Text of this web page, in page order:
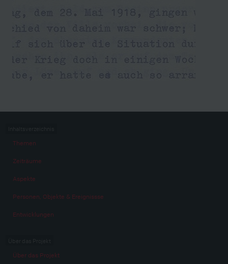
Themen
Zeiträume
Aspekte
Personen, Objekte & Ereignissse
Entwicklungen
Über das Projekt